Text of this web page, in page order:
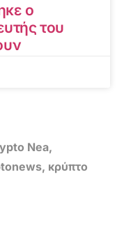
ο
του
Nea,
, κρύπτο